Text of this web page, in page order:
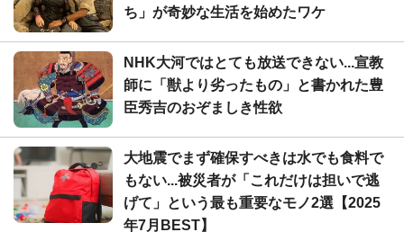
ち」が奇妙な生活を始めたワケ
NHK大河ではとても放送できない...宣教
師に「獣より劣ったもの」と書かれた豊
臣秀吉のおぞましき性欲
大地震でまず確保すべきは水でも食料で
もない...被災者が「これだけは担いで逃
げて」という最も重要なモノ2選【2025
年7月BEST】